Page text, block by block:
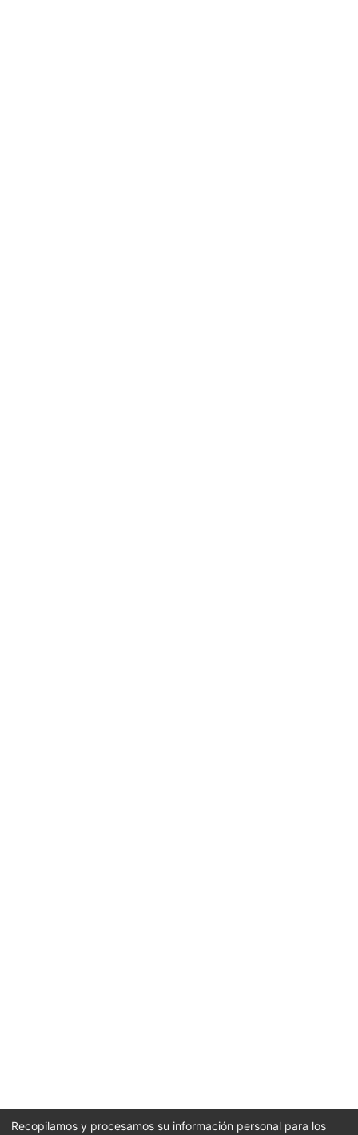
Recopilamos y procesamos su información personal para los